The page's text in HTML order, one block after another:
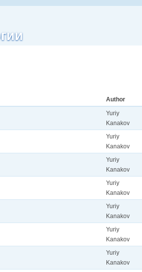
Author
Yuriy
Kanakov
Yuriy
Kanakov
Yuriy
Kanakov
Yuriy
Kanakov
Yuriy
Kanakov
Yuriy
Kanakov
Yuriy
Kanakov